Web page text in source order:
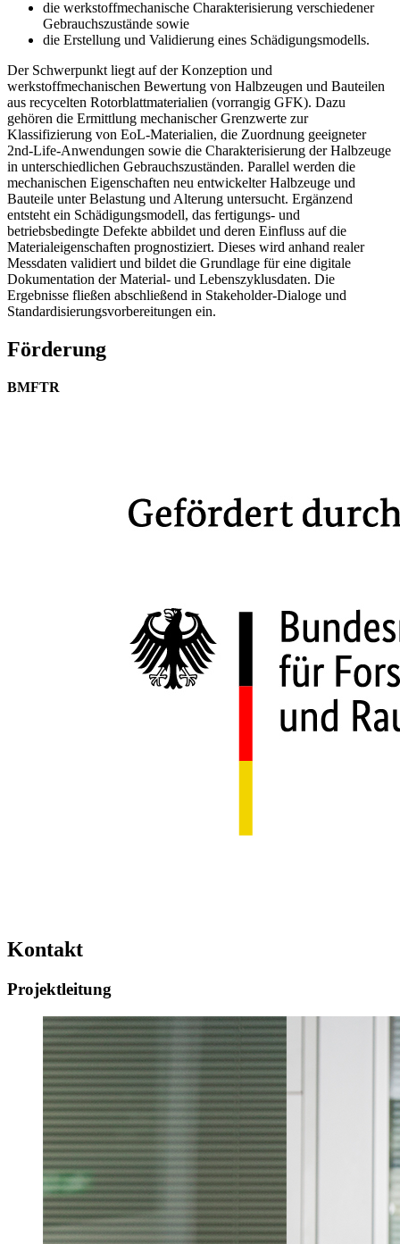
die werkstoffmechanische Charakterisierung verschiedener
Gebrauchszustände sowie
die Erstellung und Validierung eines Schädigungsmodells.
Der Schwerpunkt liegt auf der Konzeption und
werkstoffmechanischen Bewertung von Halbzeugen und Bauteilen
aus recycelten Rotorblattmaterialien (vorrangig GFK). Dazu
gehören die Ermittlung mechanischer Grenzwerte zur
Klassifizierung von EoL-Materialien, die Zuordnung geeigneter
2nd-Life-Anwendungen sowie die Charakterisierung der Halbzeuge
in unterschiedlichen Gebrauchszuständen. Parallel werden die
mechanischen Eigenschaften neu entwickelter Halbzeuge und
Bauteile unter Belastung und Alterung untersucht. Ergänzend
entsteht ein Schädigungsmodell, das fertigungs- und
betriebsbedingte Defekte abbildet und deren Einfluss auf die
Materialeigenschaften prognostiziert. Dieses wird anhand realer
Messdaten validiert und bildet die Grundlage für eine digitale
Dokumentation der Material- und Lebenszyklusdaten. Die
Ergebnisse fließen abschließend in Stakeholder-Dialoge und
Standardisierungsvorbereitungen ein.
Förderung
BMFTR
Kontakt
Projektleitung